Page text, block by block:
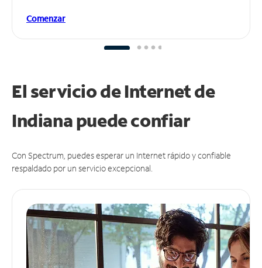
Comenzar
El servicio de Internet de
Indiana puedeconfiar
Con Spectrum, puedes esperar un Internet rápido y confiable
respaldado por un servicio excepcional.